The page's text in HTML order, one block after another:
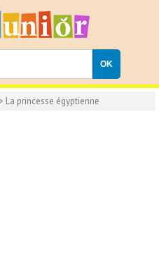
> La princesse égyptienne